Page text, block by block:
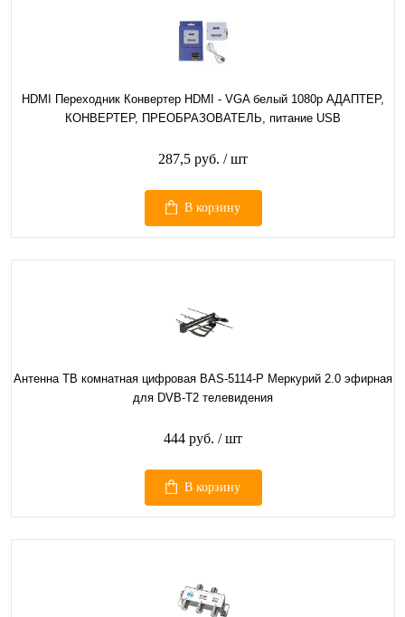
HDMI Переходник Конвертер HDMI - VGA белый 1080p АДАПТЕР,
КОНВЕРТЕР, ПРЕОБРАЗОВАТЕЛЬ, питание USB
287,5 руб. / шт
В корзину
Антенна ТВ комнатная цифровая BAS-5114-P Меркурий 2.0 эфирная
для DVB-T2 телевидения
444 руб. / шт
В корзину